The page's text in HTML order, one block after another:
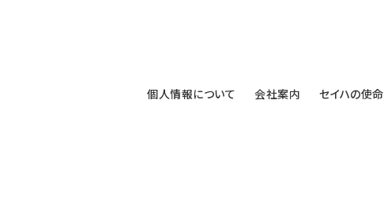
個人情報について 会社案内 セイハの使命